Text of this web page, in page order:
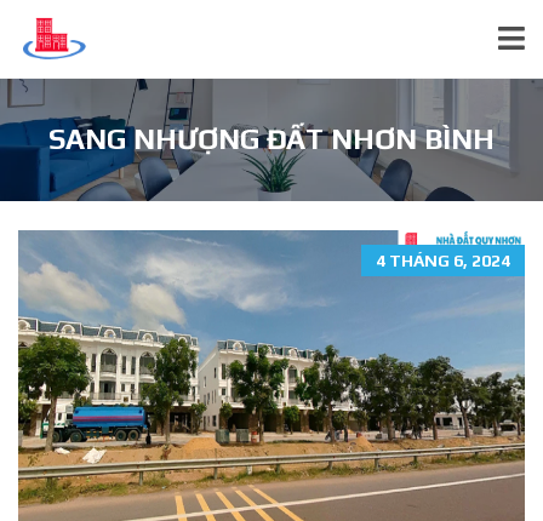
SANG NHƯỢNG ĐẤT NHƠN BÌNH
4 THÁNG 6, 2024